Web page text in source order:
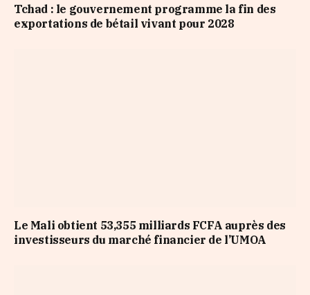
Tchad : le gouvernement programme la fin des
exportations de bétail vivant pour 2028
Le Mali obtient 53,355 milliards FCFA auprès des
investisseurs du marché financier de l’UMOA